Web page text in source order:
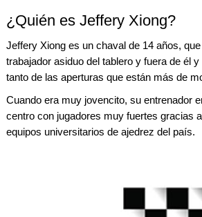
¿Quién es Jeffery Xiong?
Jeffery Xiong es un chaval de 14 años,
trabajador asiduo del tablero y fuera de él
tanto de las aperturas que están más de
Cuando era muy jovencito, su entrenador
centro con jugadores muy fuertes gracias
equipos universitarios de ajedrez del país.